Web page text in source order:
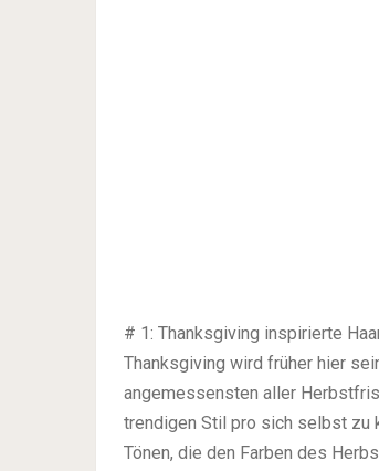
# 1: Thanksgiving inspirierte
Thanksgiving wird früher hier
angemessensten aller
trendigen Stil pro sich selbst zu
Tönen, die den Farben des